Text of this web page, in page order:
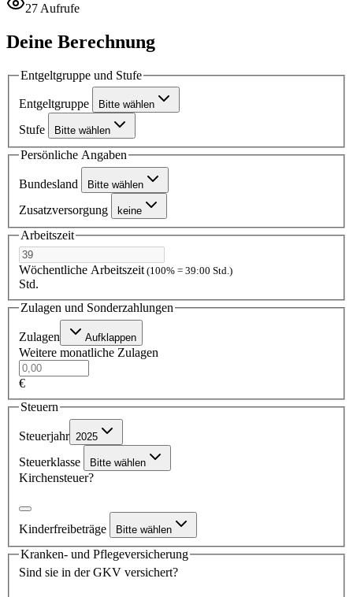
27 Aufrufe
Deine Berechnung
Entgeltgruppe und Stufe
Entgeltgruppe Bitte wählen
Stufe Bitte wählen
Persönliche Angaben
Bundesland Bitte wählen
Zusatzversorgung keine
Arbeitszeit
Wöchentliche Arbeitszeit(100% = 39:00 Std.)
Std.
Zulagen und Sonderzahlungen
Zulagen Aufklappen
Weitere monatliche Zulagen
€
Steuern
Steuerjahr 2025
Steuerklasse Bitte wählen
Kirchensteuer?
Kinderfreibeträge Bitte wählen
Kranken- und Pflegeversicherung
Sind sie in der GKV versichert?